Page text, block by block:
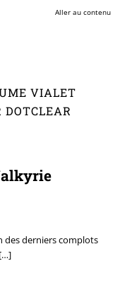
Aller au contenu
VIALET
DOTCLEAR
des derniers complots
[…]